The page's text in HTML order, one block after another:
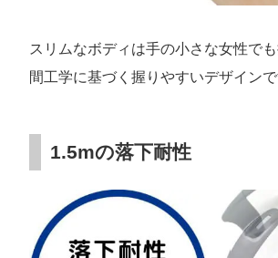
スリムなボディは手の小さな女性で
間工学に基づく握りやすいデザインで
1.5mの落下耐性